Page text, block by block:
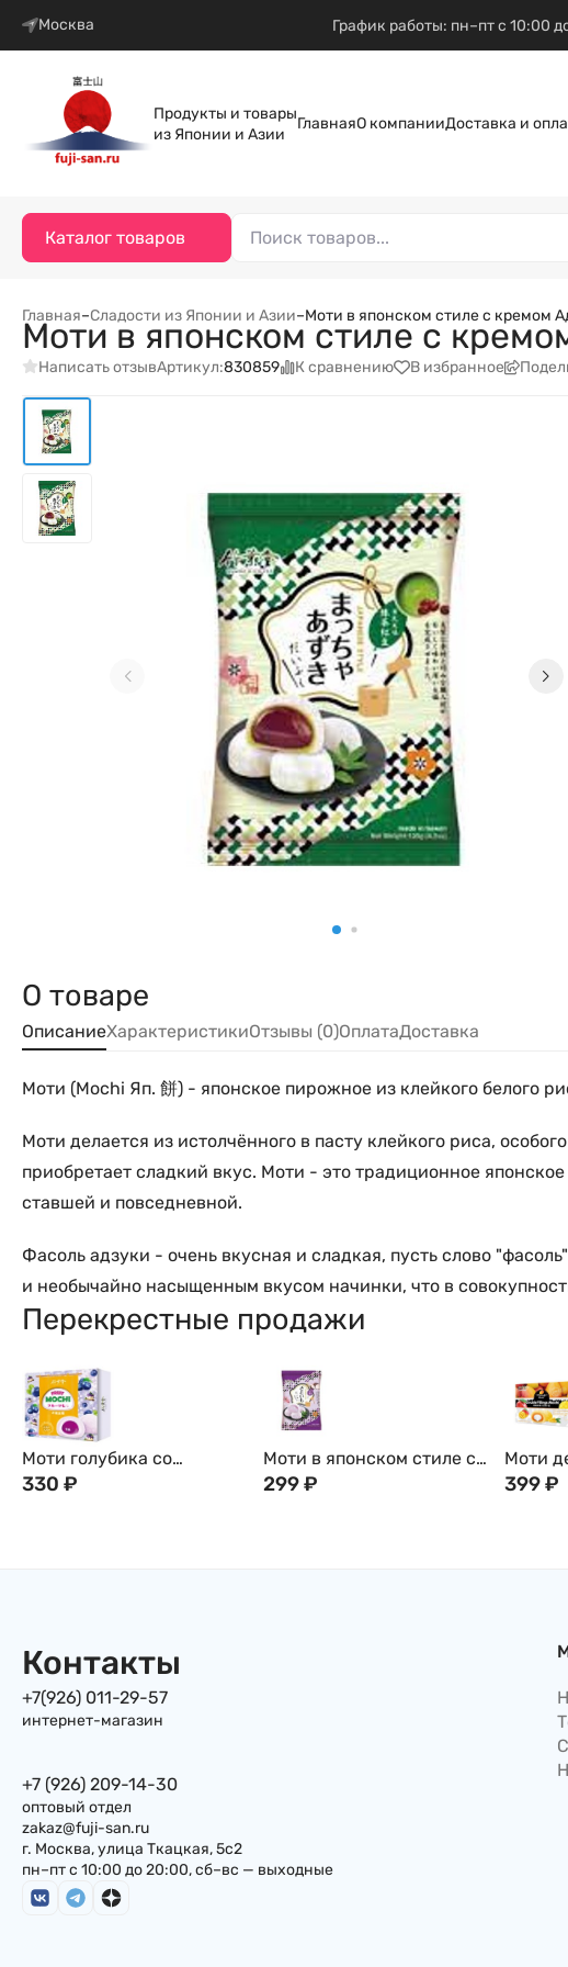
Москва График работы: пн–пт с 10:00
Продукты и товары
из Японии и Азии
ГлавнаяО компанииДоставка и
Каталог товаров
Главная–Сладости из Японии и Азии–Моти в японском стиле с кремом
Моти в японском стиле с
Написать отзывАртикул:830859 К сравнению В избранное
О товаре
ОписаниеХарактеристикиОтзывы (0)ОплатаДоставка
Моти (Mochi Яп. 餅) - японское пирожное из клейкого белого
Моти делается из истолчённого в пасту клейкого риса,
приобретает сладкий вкус. Моти - это традиционное
ставшей и повседневной.
Фасоль адзуки - очень вкусная и сладкая, пусть слово
и необычайно насыщенным вкусом начинки, что в
Перекрестные продажи
Моти голубика со
сливками в японском
330 ₽
Моти в японском стиле с
таро Bamboo House
299₽
Моти
399₽
Контакты
+7(926) 011-29-57
интернет-магазин
+7 (926) 209-14-30
оптовый отдел
zakaz@fuji-san.ru
г. Москва, улица Ткацкая, 5с2
пн–пт с 10:00 до 20:00, сб–вс — выходные